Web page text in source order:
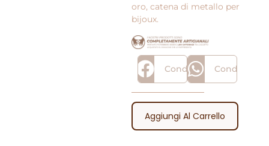
oro, catena di metallo per
bijoux.
Condividi Condividi
Aggiungi Al Carrello